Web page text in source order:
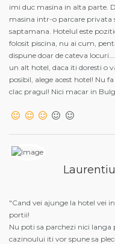
imi duc masina in alta parte.
masina intr-o parcare privata
saptamana. Hotelul este
folosit piscina, nu ai cum,
dispune doar de cateva
un alt hotel, daca iti doresti o
posibil, alege acest hotel! Nu
clac pragul! Nici macar in
Laurentiu
"Cand vei ajunge la hotel vei
portii!
Nu poti sa parchezi nici
cazinoului iti vor spune sa